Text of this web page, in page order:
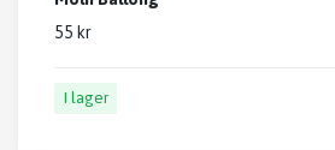
55 kr
I lager